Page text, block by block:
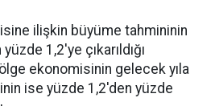
ilişkin büyüme tahmininin
1,2'ye çıkarıldığı
ekonomisinin gelecek yıla
ise yüzde 1,2'den yüzde